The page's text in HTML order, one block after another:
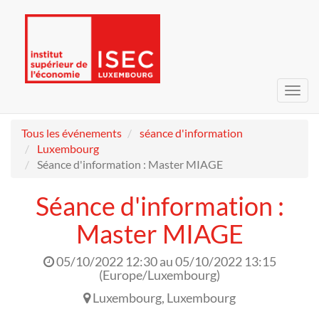
Tous les événements
séance d'information
Luxembourg
Séance d'information : Master MIAGE
Séance d'information :
Master MIAGE
05/10/2022 12:30au05/10/2022 13:15
(Europe/Luxembourg)
Luxembourg, Luxembourg